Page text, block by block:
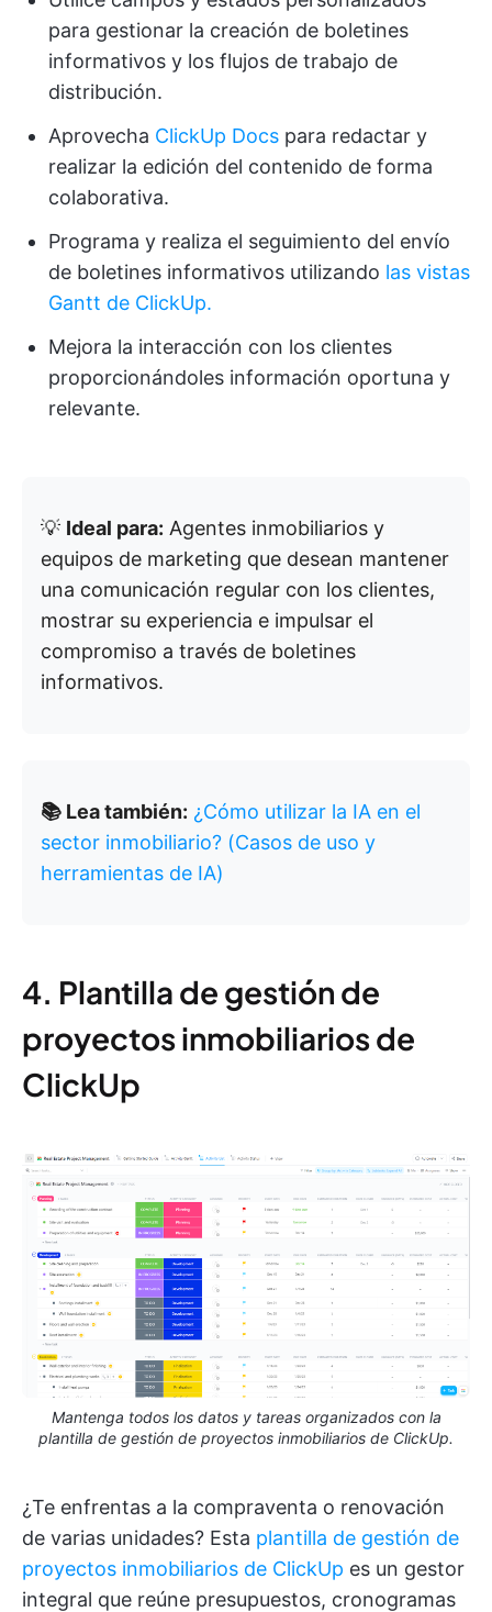
para gestionar la creación de boletines
informativos y los flujos de trabajo de
distribución.
Aprovecha ClickUp Docs para redactar y
realizar la edición del contenido de forma
colaborativa.
Programa y realiza el seguimiento del envío
de boletines informativos utilizando las vistas
Gantt de ClickUp.
Mejora la interacción con los clientes
proporcionándoles información oportuna y
relevante.
💡 Ideal para: Agentes inmobiliarios y
equipos de marketing que desean mantener
una comunicación regular con los clientes,
mostrar su experiencia e impulsar el
compromiso a través de boletines
informativos.
📚 Lea también: ¿Cómo utilizar la IA en el
sector inmobiliario? (Casos de uso y
herramientas de IA)
4. Plantilla de gestión de
proyectos inmobiliarios de
ClickUp
Mantenga todos los datos y tareas organizados con la
plantilla de gestión de proyectos inmobiliarios de ClickUp.
¿Te enfrentas a la compraventa o renovación
de varias unidades? Esta plantilla de gestión de
proyectos inmobiliarios de ClickUp es un gestor
integral que reúne presupuestos, cronogramas